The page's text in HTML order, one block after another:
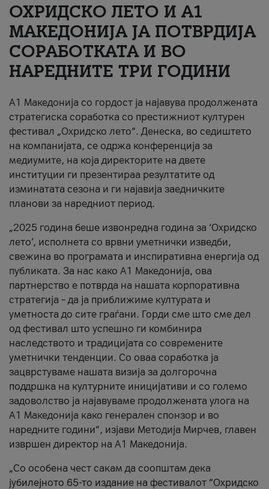
#ПодобарОнлајн
ОХРИДСКО ЛЕТО И A1
МАКЕДОНИЈА ЈА ПОТВРДИЈА
СОРАБОТКАТА И ВО
НАРЕДНИТЕ ТРИ ГОДИНИ
A1 Македонија со гордост ја најавува продолжената
стратегиска соработка со престижниот културен
фестивал „Охридско лето“. Денеска, во седиштето
на компанијата, се одржа конференција за
медиумите, на која директорите на двете
институции ги презентираа резултатите од
изминатата сезона и ги најавија заедничките
планови за наредниот период.
„2025 година беше извонредна година за ‘Охридско
лето’, исполнета со врвни уметнички изведби,
свежина во програмата и инспиративна енергија од
публиката. За нас како A1 Македонија, ова
партнерство е потврда на нашата корпоративна
стратегија – да ја приближиме културата и
уметноста до сите граѓани. Горди сме што сме дел
од фестивал што успешно ги комбинира
наследството и традицијата со современите
уметнички тенденции. Со оваа соработка ја
зацврстуваме нашата визија за долгорочна
поддршка на културните иницијативи и со големо
задоволство ја најавуваме продолжената улога на
A1 Македонија како генерален спонзор и во
наредните години“, изјави Методија Мирчев, главен
извршен директор на A1 Македонија.
„Со особена чест сакам да соопштам дека
јубилејното 65-то издание на фестивалот “Охридско